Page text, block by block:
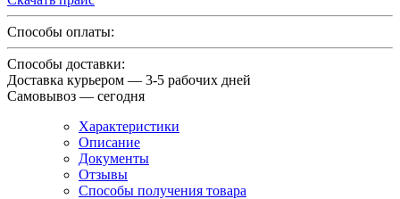
Способы оплаты:
Способы доставки:
Доставка курьером — 3-5 рабочих дней
Самовывоз — сегодня
Характеристики
Описание
Документы
Отзывы
Способы получения товара